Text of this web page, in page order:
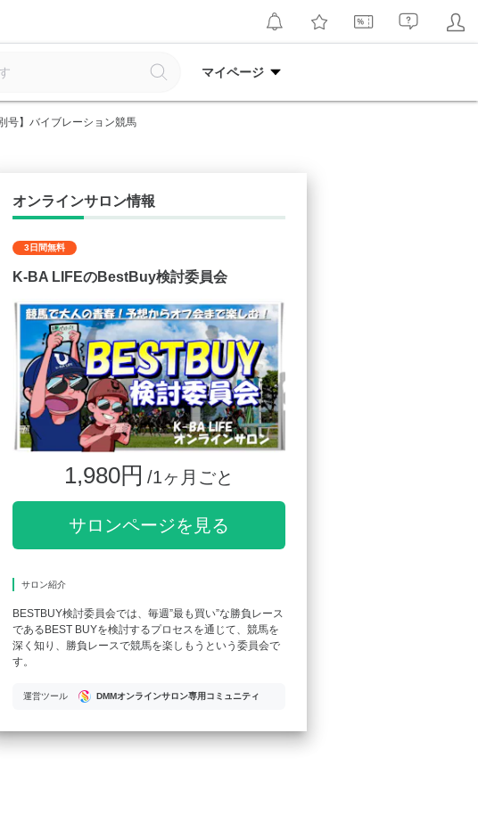
マイページ
号】バイブレーション競馬
オンラインサロン情報
3日間無料
K-BA LIFEのBestBuy検討委員会
1,980円 /1ヶ月ごと
サロンページを見る
サロン紹介
BESTBUY検討委員会では、毎週”最も買い”な勝負レース
であるBEST BUYを検討するプロセスを通じて、競馬を
深く知り、勝負レースで競馬を楽しもうという委員会で
す。
運営ツール DMMオンラインサロン専用コミュニティ